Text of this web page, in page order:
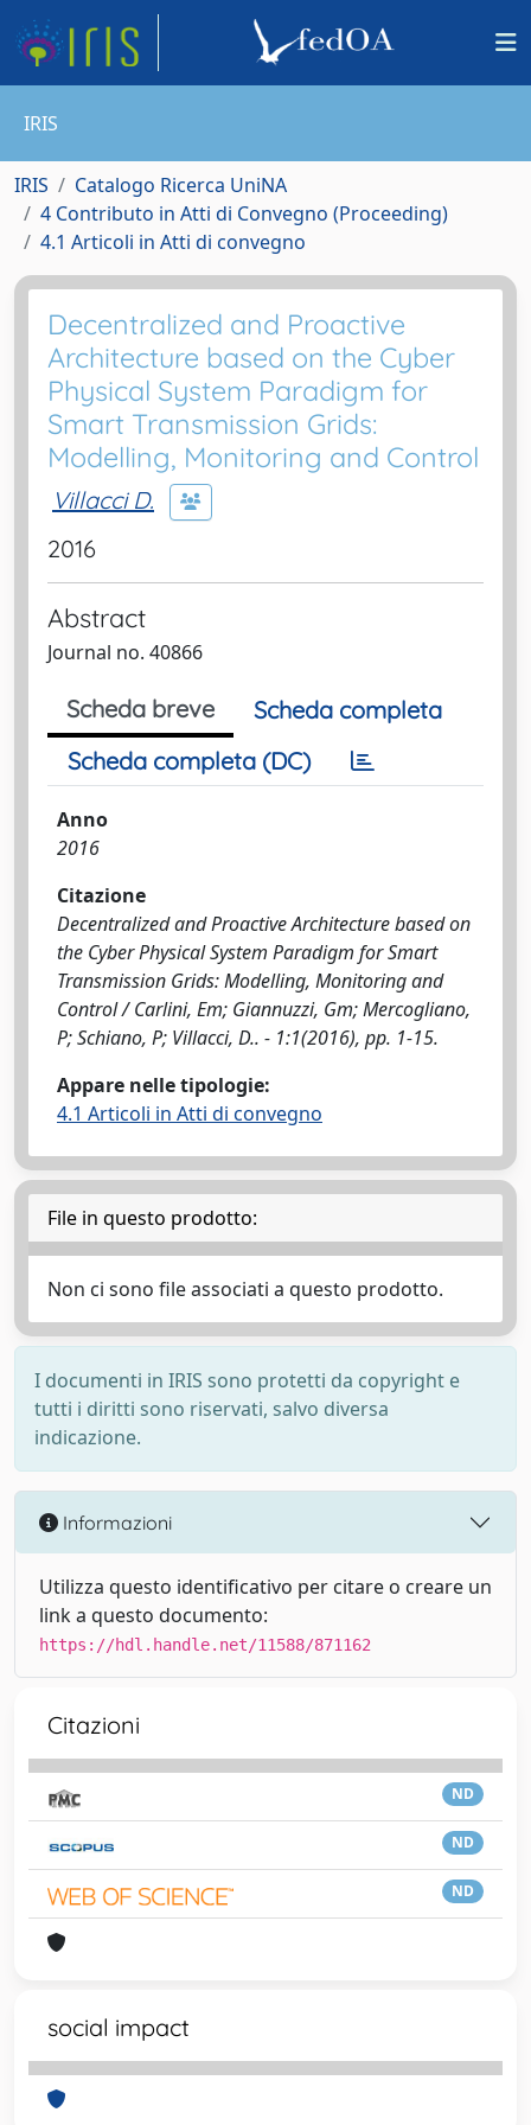
IRIS
IRIS
Catalogo Ricerca UniNA
4 Contributo in Atti di Convegno (Proceeding)
4.1 Articoli in Atti di convegno
Decentralized and Proactive
Architecture based on the Cyber
Physical System Paradigm for
Smart Transmission Grids:
Modelling, Monitoring and Control
Villacci D.
2016
Abstract
Journal no. 40866
Scheda breve
Scheda completa
Scheda completa (DC)
Anno
2016
Citazione
Decentralized and Proactive Architecture based on
the Cyber Physical System Paradigm for Smart
Transmission Grids: Modelling, Monitoring and
Control / Carlini, Em; Giannuzzi, Gm; Mercogliano,
P; Schiano, P; Villacci, D.. - 1:1(2016), pp. 1-15.
Appare nelle tipologie:
4.1 Articoli in Atti di convegno
File in questo prodotto:
Non ci sono file associati a questo prodotto.
I documenti in IRIS sono protetti da copyright e
tutti i diritti sono riservati, salvo diversa
indicazione.
Informazioni
Utilizza questo identificativo per citare o creare un
link a questo documento:
https://hdl.handle.net/11588/871162
Citazioni
ND
ND
ND
social impact